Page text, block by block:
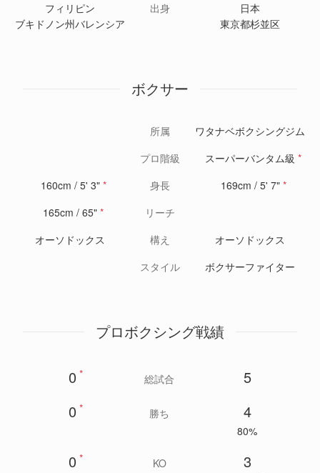
フィリピン
ブキドノン州バレンシア
出身
日本
東京都杉並区
ボクサー
所属
ワタナベボクシングジム
プロ階級
スーパーバンタム級 *
160cm / 5' 3" * 身長 169cm / 5' 7" *
165cm / 65" *
リーチ
オーソドックス
構え
オーソドックス
スタイル
ボクサーファイター
プロボクシング戦績
0 * 総試合
5
0 * 勝ち 4
80%
0 * KO 3